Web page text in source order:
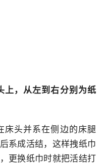
上，从左到右分别为纸
床头并系在侧边的床腿
系成活结，这样拽纸巾
更换纸巾时就把活结打